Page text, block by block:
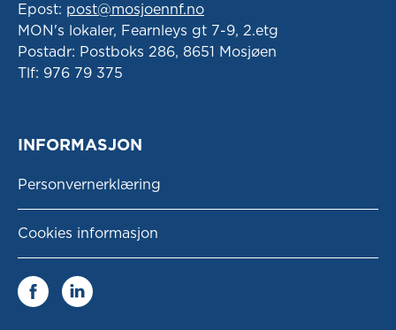
Epost: post@mosjoennf.no
MON's lokaler, Fearnleys gt 7-9, 2.etg
Postadr: Postboks 286, 8651 Mosjøen
Tlf: 976 79 375
INFORMASJON
Personvernerklæring
Cookies informasjon